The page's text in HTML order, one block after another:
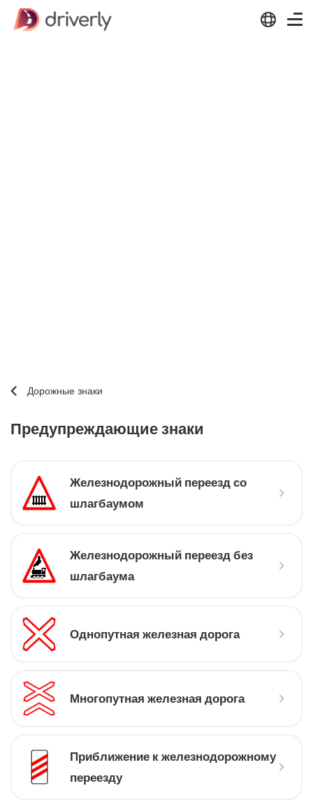
Дорожные знаки
Предупреждающие знаки
Железнодорожный переезд со
шлагбаумом
Железнодорожный переезд без
шлагбаума
Однопутная железная дорога
Многопутная железная дорога
Приближение к железнодорожному
переезду